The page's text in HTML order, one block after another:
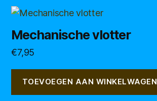
Mechanische vlotter
€7,95
TOEVOEGEN AAN WINKELWAGEN